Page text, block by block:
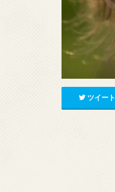
ツイート